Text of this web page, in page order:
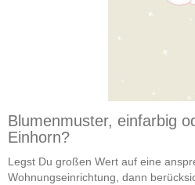
Blumenmuster, einfarbig
Einhorn?
Legst Du großen Wert auf eine
Wohnungseinrichtung, dann